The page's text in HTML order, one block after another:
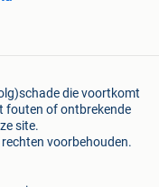
die voortkomt
fouten of ontbrekende
site.
voorbehouden.